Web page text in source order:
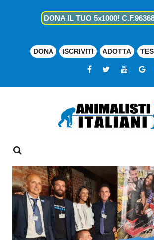
DONA IL TUO 5x1000!
DONA ISCRIVITI ADOTTA